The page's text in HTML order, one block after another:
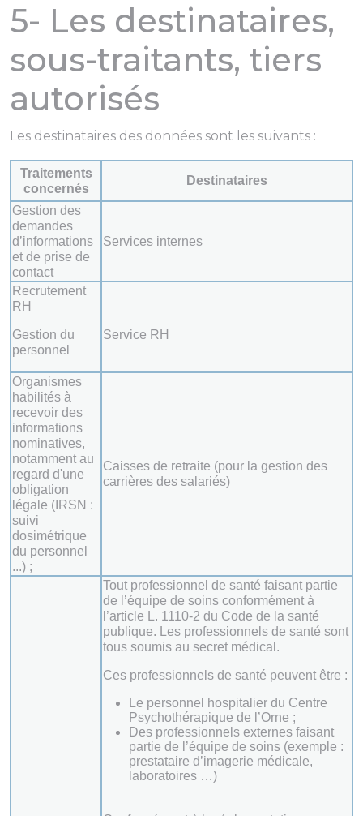
5- Les destinataires,
sous-traitants, tiers
autorisés
Les destinataires des données sont les suivants :
Traitements
concernés
Destinataires
Gestion des
demandes
d’informations
et de prise de
contact
Services internes
Recrutement
RH
Gestion du
personnel
Service RH
Organismes
habilités à
recevoir des
informations
nominatives,
notamment au
regard d'une
obligation
légale (IRSN :
suivi
dosimétrique
du personnel
...) ;
Caisses de retraite (pour la gestion des
carrières des salariés)
Tout professionnel de santé faisant partie
de l’équipe de soins conformément à
l’article L. 1110-2 du Code de la santé
publique. Les professionnels de santé sont
tous soumis au secret médical.
Ces professionnels de santé peuvent être :
Le personnel hospitalier du Centre
Psychothérapique de l’Orne ;
Des professionnels externes faisant
partie de l’équipe de soins (exemple :
prestataire d’imagerie médicale,
laboratoires …)